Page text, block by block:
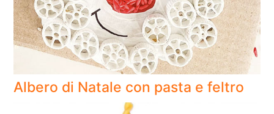
Albero di Natale con pasta e feltro